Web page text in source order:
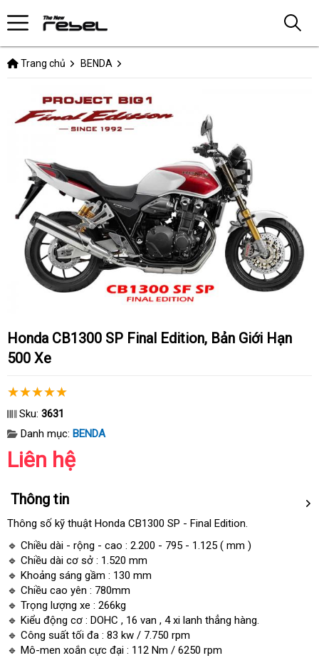
Trang chủ BENDA
Honda CB1300 SP Final Edition, Bản Giới Hạn
500 Xe
Sku: 3631
Danh mục: BENDA
Liên hệ
Thông tin
Thông số kỹ thuật Honda CB1300 SP - Final Edition.
🔹 Chiều dài - rộng - cao : 2.200 - 795 - 1.125 ( mm )
🔹 Chiều dài cơ sở : 1.520 mm
🔹 Khoảng sáng gầm : 130 mm
🔹 Chiều cao yên : 780mm
🔹 Trọng lượng xe : 266kg
🔹 Kiểu động cơ : DOHC , 16 van , 4 xi lanh thẳng hàng.
🔹 Công suất tối đa : 83 kw / 7.750 rpm
🔹 Mô-men xoắn cực đại : 112 Nm / 6250 rpm